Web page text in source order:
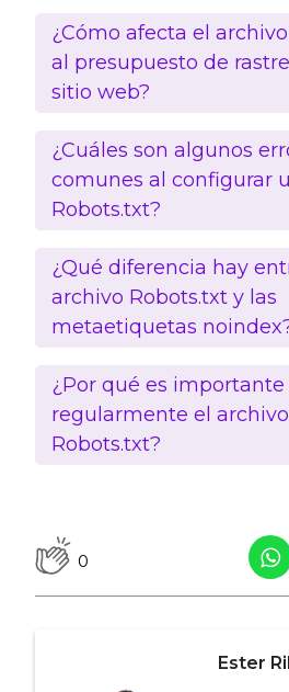
¿Cómo afecta el
al presupuesto de
sitio web?
¿Cuáles son algunos
comunes al configurar
Robots.txt?
¿Qué diferencia hay
archivo Robots.txt y las
metaetiquetas
¿Por qué es importante
regularmente el archivo
Robots.txt?
0
Ester